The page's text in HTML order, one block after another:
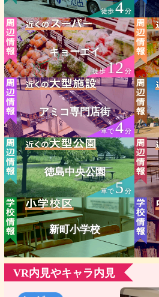
徒歩4分
キョーエイ
徒歩12分
アミコ専門店街
車で4分
徳島中央公園
車で5 分
新町小学校
VR内見やキャラ内見